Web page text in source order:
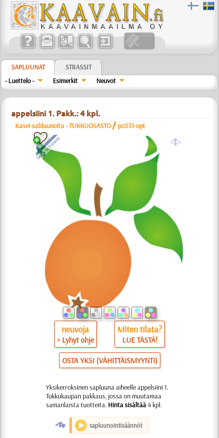
SAPLUUNAT
STRASSIT
- Luettelo -
Esimerkit Neuvot
appelsiini 1. Pakk.: 4 kpl.
Kasvi-sabluunoita - TUKKUOSASTO / pc031-opt
a
neuvoja
> Lyhyt ohje
Miten tilata?
LUE TÄSTÄ!
OSTA YKSI (VÄHITTÄISMYYNTI)
Yksikerroksinen sapluuna aiheelle appelsiini 1.
Tukkukaupan pakkaus, jossa on muutamaa
samanlaista tuotteita. Hinta sisältää4 kpl.
O sapluunointisäännöt